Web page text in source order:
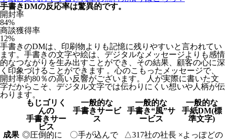
手書きDMの反応率は驚異的です。
開封率
84%
商談獲得率
12%
手書きのDMは、印刷物よりも記憶に残りやすいと言われてい
ます。手書きの文字や絵は、デジタルなメッセージよりも感情
的なつながりを生み出すことができ、その結果、顧客の心に深
く印象づけることができます 。心のこもったメッセージで、
開封率約80％の高い反響がございます。 人が実際に書いた文
字だからこそ、デジタル文字では伝わりにくい想いや人柄が伝
わります。
もじゴリく
んの
手書きサー
ビス
一般的な
手書きサービ
ス
一般的な
手書き“風”サ
ービス
一般的な
手紙DM(標
準文字)
成果 ◎圧倒的に
〇手が込んで
△317社の社長 ×よっぽどの